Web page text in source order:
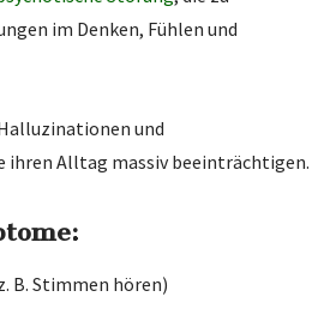
im Denken, Fühlen und
und
ihren Alltag massiv beeinträchtigen.
B. Stimmen hören)